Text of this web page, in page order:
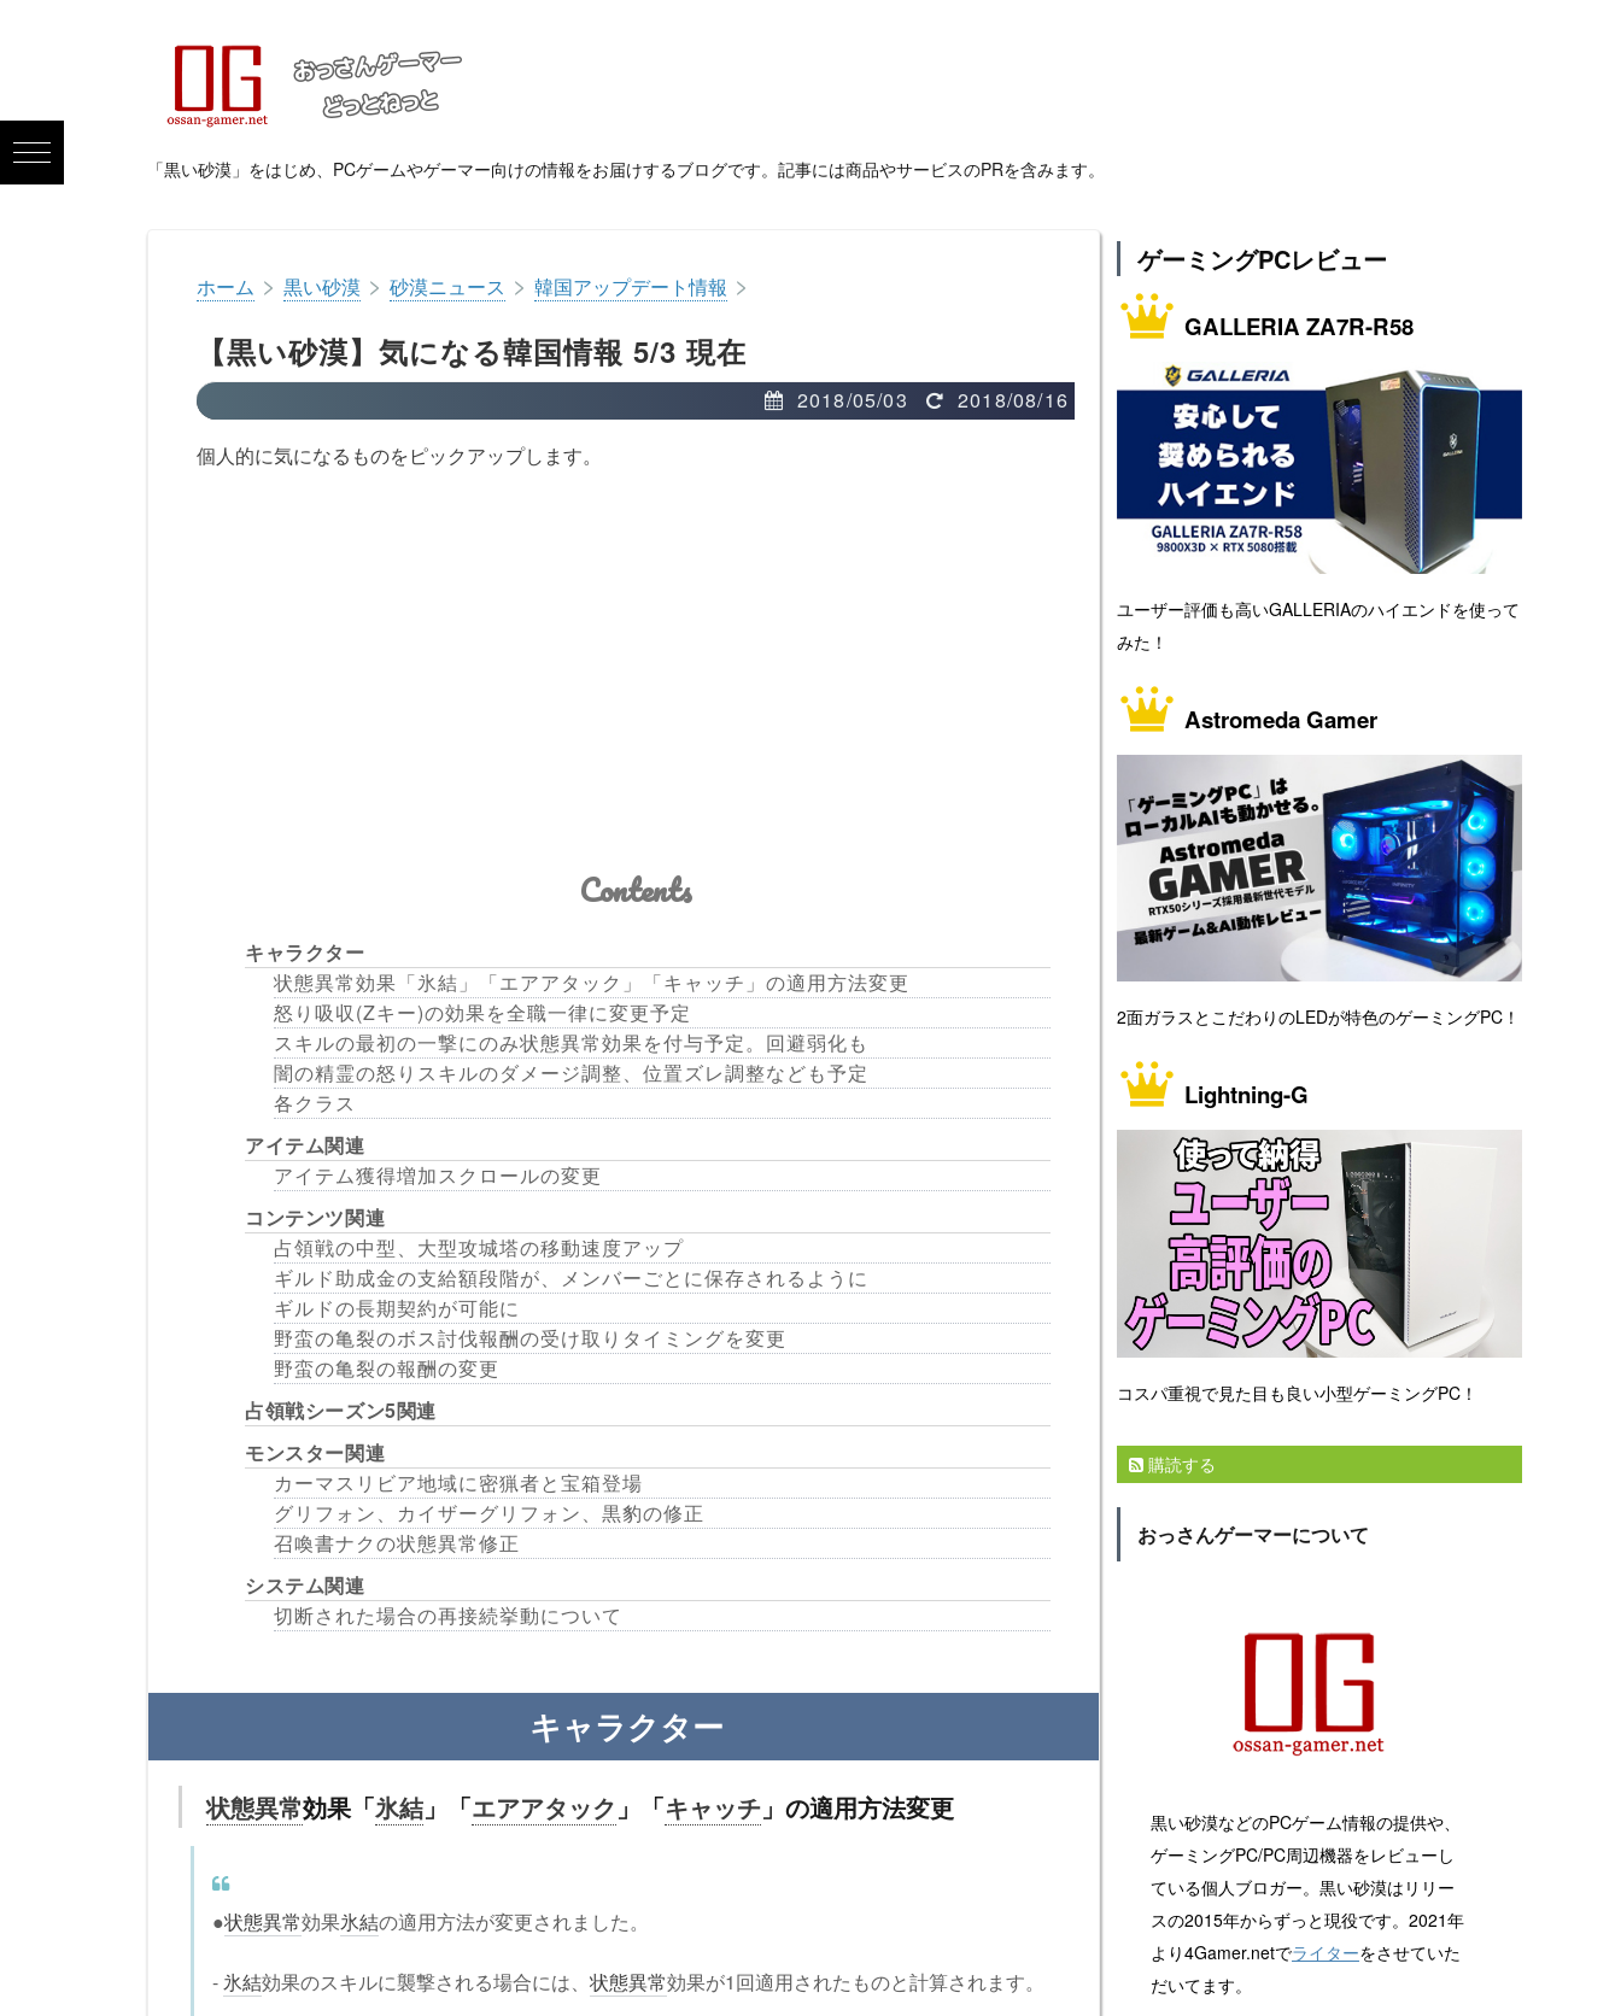
「黒い砂漠」をはじめ、PCゲームやゲーマー向けの情報をお届けするブログです。記事には商品やサービスのPRを含みます。
ホーム > 黒い砂漠 > 砂漠ニュース > 韓国アップデート情報 >
【黒い砂漠】気になる韓国情報 5/3 現在
2018/05/03
2018/08/16
個人的に気になるものをピックアップします。
Contents
キャラクター
状態異常効果「氷結」「エアアタック」「キャッチ」の適用方法変更
怒り吸収(Zキー)の効果を全職一律に変更予定
スキルの最初の一撃にのみ状態異常効果を付与予定。回避弱化も
闇の精霊の怒りスキルのダメージ調整、位置ズレ調整なども予定
各クラス
アイテム関連
アイテム獲得増加スクロールの変更
コンテンツ関連
占領戦の中型、大型攻城塔の移動速度アップ
ギルド助成金の支給額段階が、メンバーごとに保存されるように
ギルドの長期契約が可能に
野蛮の亀裂のボス討伐報酬の受け取りタイミングを変更
野蛮の亀裂の報酬の変更
占領戦シーズン5関連
モンスター関連
カーマスリビア地域に密猟者と宝箱登場
グリフォン、カイザーグリフォン、黒豹の修正
召喚書ナクの状態異常修正
システム関連
切断された場合の再接続挙動について
キャラクター
状態異常効果「氷結 」「エアアタック 」「キャッチ 」の適用方法変更
●状態異常効果氷結の適用方法が変更されました。
-氷結効果のスキルに襲撃される場合には、 状態異常効果が1回適用されたものと計算されます。
ゲーミングPCレビュー
GALLERIA ZA7R-R58
ユーザー評価も高いGALLERIAのハイエンドを使って
みた！
Astromeda Gamer
2面ガラスとこだわりのLEDが特色のゲーミングPC！
Lightning-G
コスパ重視で見た目も良い小型ゲーミングPC！
購読する
おっさんゲーマーについて
黒い砂漠などのPCゲーム情報の提供や、
ゲーミングPC/PC周辺機器をレビューし
ている個人ブロガー。黒い砂漠はリリー
スの2015年からずっと現役です。2021年
より4Gamer.netでライターをさせていた
だいてます。